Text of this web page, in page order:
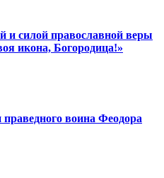
и силой православной веры
икона, Богородица!»
праведного воина Феодора